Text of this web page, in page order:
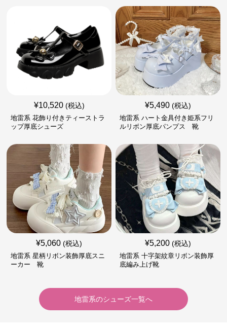
¥10,520 (税込)
地雷系 花飾り付きティーストラ
ップ厚底シューズ
¥5,490 (税込)
地雷系 ハート金具付き姫系フリ
ルリボン厚底パンプス 靴
¥5,060 (税込)
地雷系 星柄リボン装飾厚底スニ
ーカー 靴
¥5,200 (税込)
地雷系 十字架紋章リボン装飾厚
底編み上げ靴
地雷系のシューズ一覧へ